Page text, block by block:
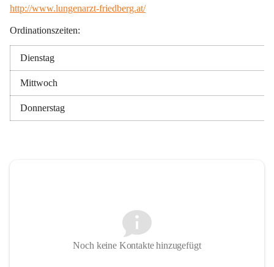
http://www.lungenarzt-friedberg.at/
Ordinationszeiten:
Dienstag
Mittwoch
Donnerstag
Noch keine Kontakte hinzugefügt